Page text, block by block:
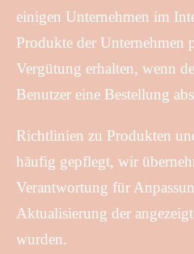
einigen Unternehmen im
Produkte der Unternehmen
Vergütung erhalten, wenn
Benutzer eine Bestellung
Richtlinien zu Produkten
häufig gepflegt, wir
Verantwortung für
Aktualisierung der
wurden.